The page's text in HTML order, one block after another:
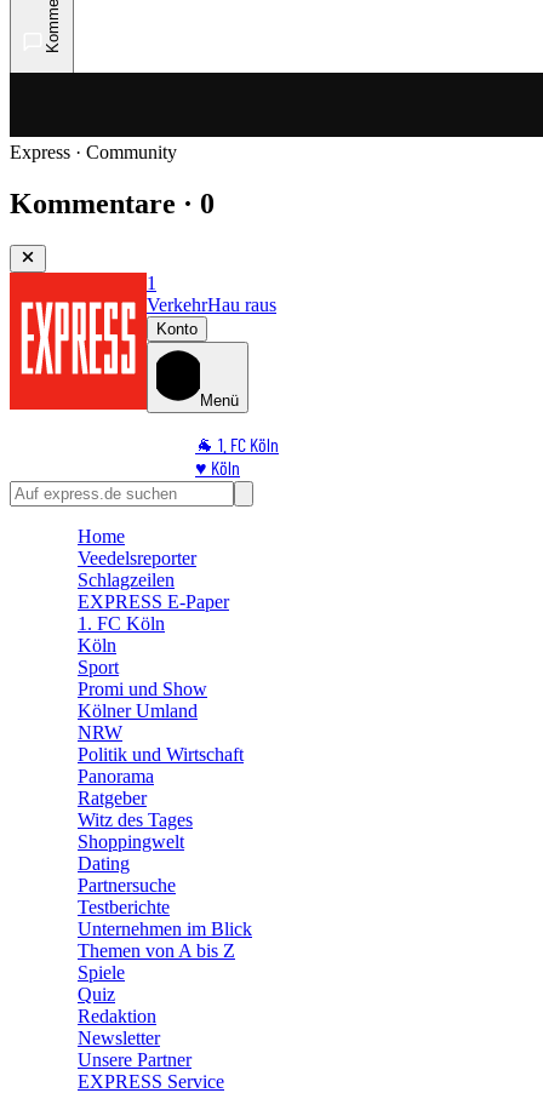
Express · Community
Kommentare · 0
1
VerkehrHau raus
Konto
Menü
🐐 1. FC Köln
♥️ Köln
⭐ Promi
🛒 Shoppingwelt
Home
Veedelsreporter
Schlagzeilen
EXPRESS E-Paper
1. FC Köln
Köln
Sport
Promi und Show
Kölner Umland
NRW
Politik und Wirtschaft
Panorama
Ratgeber
Witz des Tages
Shoppingwelt
Dating
Partnersuche
Testberichte
Unternehmen im Blick
Themen von A bis Z
Spiele
Quiz
Redaktion
Newsletter
Unsere Partner
EXPRESS Service